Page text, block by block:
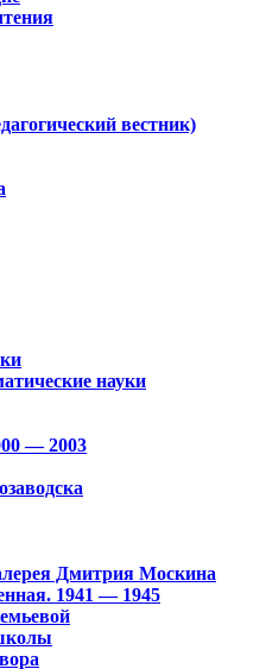
вестник)
науки
— 2003
Дмитрия Москина
1941 — 1945